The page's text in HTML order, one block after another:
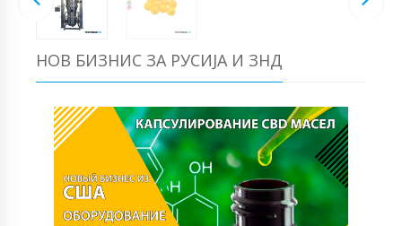
НОВ БИЗНИС ЗА РУСИЈА И ЗНД